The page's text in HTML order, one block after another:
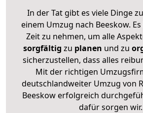
In der Tat gibt es viele Dinge
einem Umzug nach Beeskow.
Zeit zu nehmen, um alle
sorgfältig zu planen und zu
sicherzustellen, dass alles
Mit der richtigen
deutschlandweiter Umzug von
Beeskow erfolgreich
dafür sorgen wir.